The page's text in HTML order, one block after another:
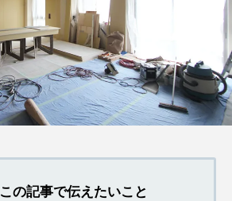
この記事で伝えたいこと